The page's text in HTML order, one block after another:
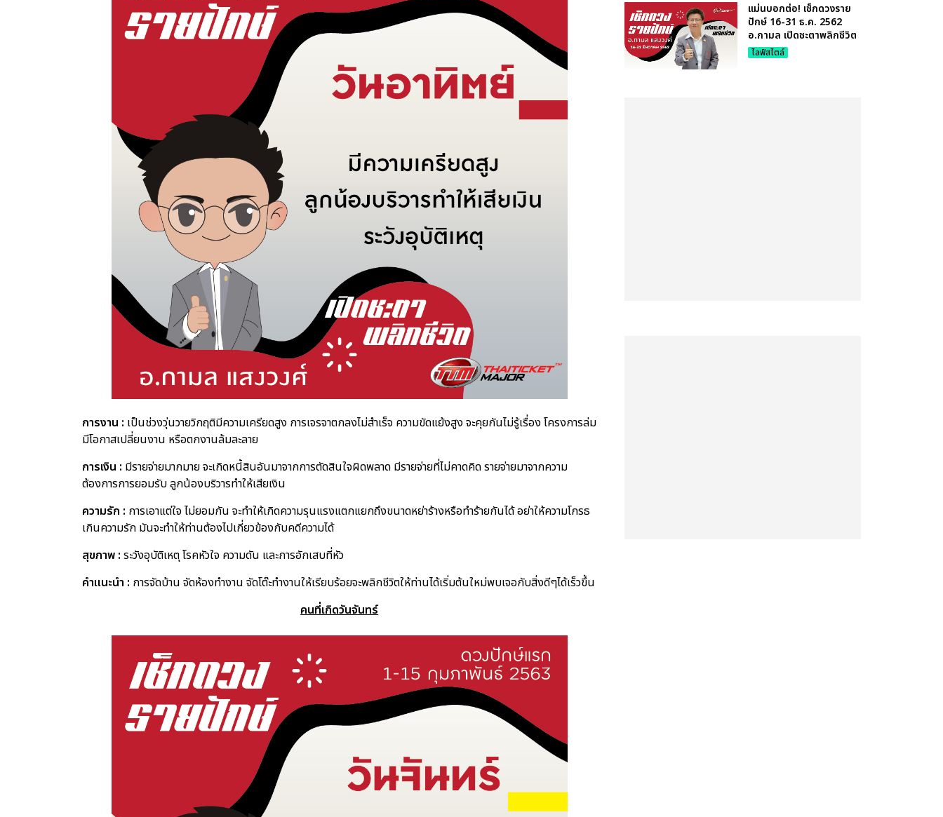
การงาน : เป็นช่วงวุ่นวายวิกฤติมีความเครียดสูง การเจรจาตกลงไม่สำเร็จ ความขัดแย้งสูง จะคุยกันไม่รู้เรื่อง โครงการล่ม
มีโอกาสเปลี่ยนงาน หรือตกงานล้มละลาย
การเงิน : มีรายจ่ายมากมาย จะเกิดหนี้สินอันมาจากการตัดสินใจผิดพลาด มีรายจ่ายที่ไม่คาดคิด รายจ่ายมาจากความ
ต้องการการยอมรับ ลูกน้องบริวารทำให้เสียเงิน
ความรัก : การเอาแต่ใจ ไม่ยอมกัน จะทำให้เกิดความรุนแรงแตกแยกถึงขนาดหย่าร้างหรือทำร้ายกันได้ อย่าให้ความโกรธ
เกินความรัก มันจะทำให้ท่านต้องไปเกี่ยวข้องกับคดีความได้
สุขภาพ : ระวังอุบัติเหตุ โรคหัวใจ ความดัน และการอักเสบที่หัว
คำแนะนำ : การจัดบ้าน จัดห้องทำงาน จัดโต๊ะทำงานให้เรียบร้อยจะพลิกชีวิตให้ท่านได้เริ่มต้นใหม่พบเจอกับสิ่งดีๆได้เร็วขึ้น
คนที่เกิดวันจันทร์
แม่นบอกต่อ! เช็กดวงราย
ปักษ์ 16-31 ธ.ค. 2562
อ.กามล เปิดชะตาพลิกชีวิต
ไลฟ์สไตล์